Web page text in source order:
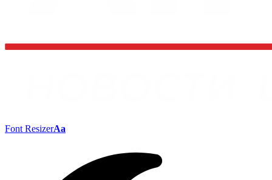
Font ResizerAa